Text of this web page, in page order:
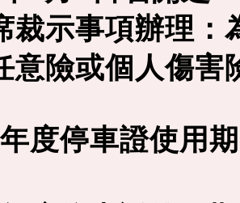
裁示事項辦理：
意險或個人傷害
年度停車證使用